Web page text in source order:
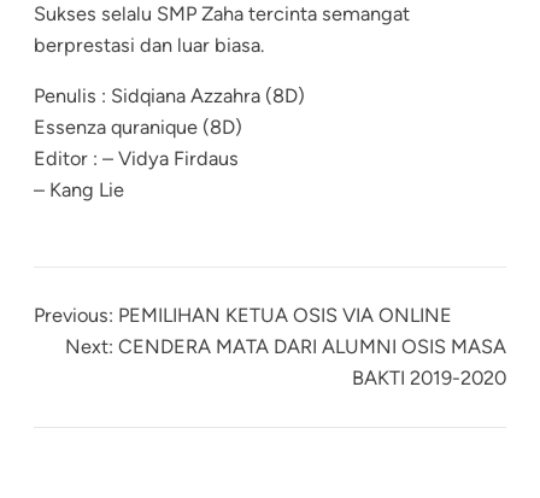
Sukses selalu SMP Zaha tercinta semangat
berprestasi dan luar biasa.
Penulis : Sidqiana Azzahra (8D)
Essenza quranique (8D)
Editor : – Vidya Firdaus
– Kang Lie
Previous: PEMILIHAN KETUA OSIS VIA ONLINE
Next: CENDERA MATA DARI ALUMNI OSIS MASA
BAKTI 2019-2020